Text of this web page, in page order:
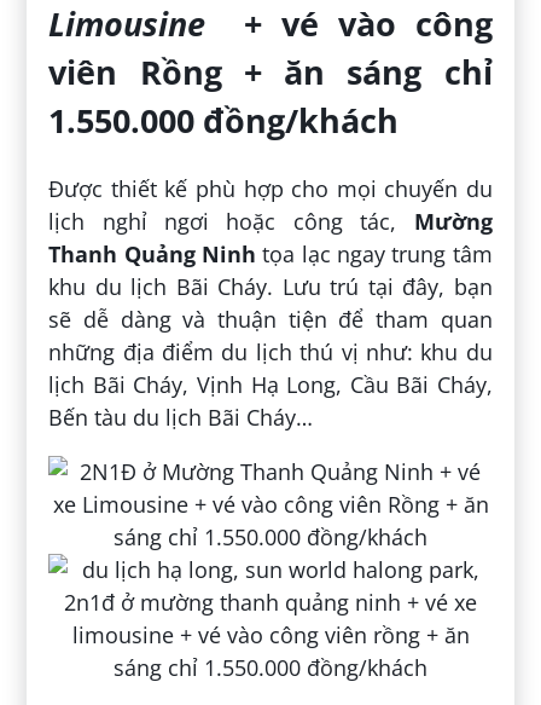
Limousine
+ vé vào công
viên Rồng + ăn sáng chỉ
1.550.000 đồng/khách
Được thiết kế phù hợp cho mọi chuyến du
lịch nghỉ ngơi hoặc công tác, Mường
Thanh Quảng Ninh tọa lạc ngay trung tâm
khu du lịch Bãi Cháy. Lưu trú tại đây, bạn
sẽ dễ dàng và thuận tiện để tham quan
những địa điểm du lịch thú vị như: khu du
lịch Bãi Cháy, Vịnh Hạ Long, Cầu Bãi Cháy,
Bến tàu du lịch Bãi Cháy…